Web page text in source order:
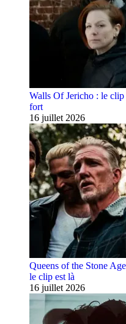
Walls Of Jericho : le
fort
16 juillet 2026
Queens of the Stone
le clip est là
16 juillet 2026